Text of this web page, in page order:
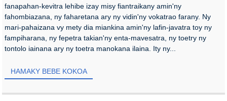
fanapahan-kevitra lehibe izay misy fiantraikany amin'ny
fahombiazana, ny faharetana ary ny vidin'ny vokatrao farany. Ny
mari-pahaizana vy mety dia miankina amin'ny lafin-javatra toy ny
fampiharana, ny fepetra takian'ny enta-mavesatra, ny toetry ny
tontolo iainana ary ny toetra manokana ilaina. Ity ny...
HAMAKY BEBE KOKOA